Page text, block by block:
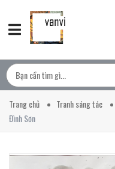
Trang chủ Tranh sáng tác
Đình Sơn